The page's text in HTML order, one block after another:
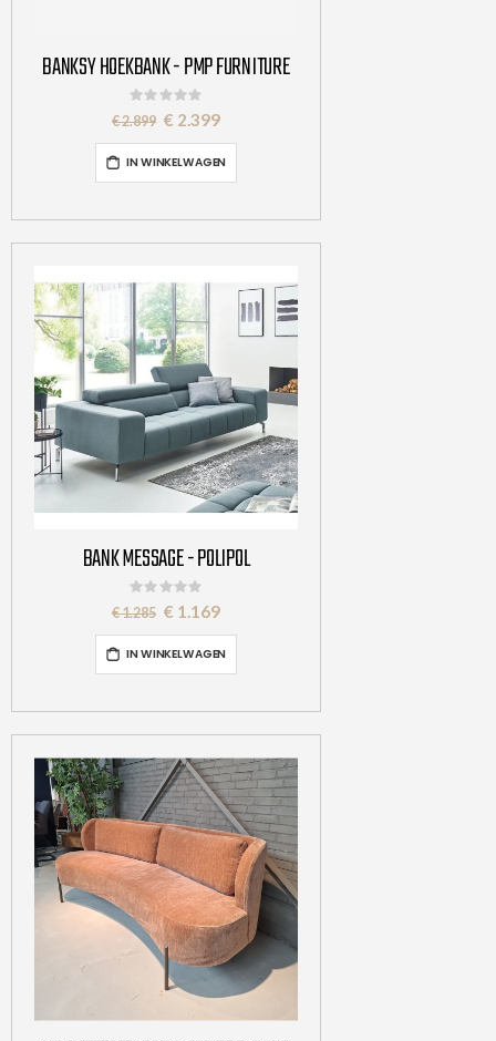
BANKSY HOEKBANK - PMP FURNITURE
Rating:
0%
€ 2.899 Special
Price
€ 2.399
IN WINKELWAGEN
BANK MESSAGE - POLIPOL
Rating:
0%
€ 1.285 Special
Price
€ 1.169
IN WINKELWAGEN